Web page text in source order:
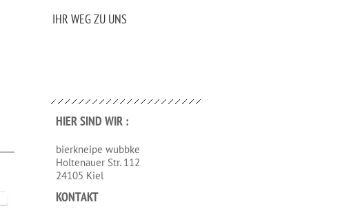
IHR WEG ZU UNS
HIER SIND WIR :
bierkneipe wubbke
Holtenauer Str. 112
24105 Kiel
KONTAKT